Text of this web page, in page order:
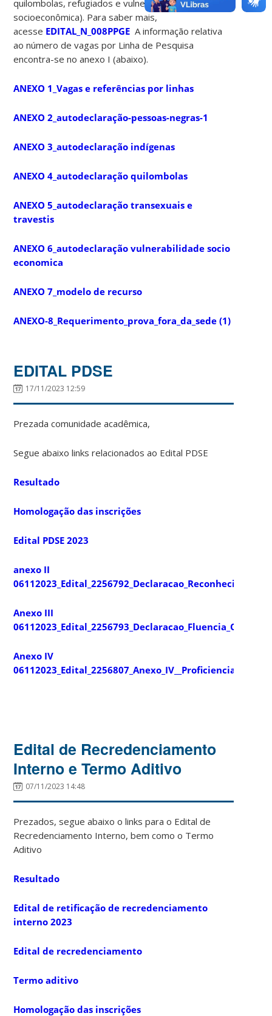
quilombolas, refugiados e vulnerabilidade
socioeconômica). Para saber mais,
acesse EDITAL_N_008PPGE A informação relativa
ao número de vagas por Linha de Pesquisa
encontra-se no anexo I (abaixo).
ANEXO 1_Vagas e referências por linhas
ANEXO 2_autodeclaração-pessoas-negras-1
ANEXO 3_autodeclaração indígenas
ANEXO 4_autodeclaração quilombolas
ANEXO 5_autodeclaração transexuais e
travestis
ANEXO 6_autodeclaração vulnerabilidade socio
economica
ANEXO 7_modelo de recurso
ANEXO-8_Requerimento_prova_fora_da_sede (1)
EDITAL PDSE
17/11/2023 12:59
Prezada comunidade acadêmica,
Segue abaixo links relacionados ao Edital PDSE
Resultado
Homologação das inscrições
Edital PDSE 2023
anexo II
Anexo III
Anexo IV
Edital de Recredenciamento
Interno e Termo Aditivo
07/11/2023 14:48
Prezados, segue abaixo o links para o Edital de
Recredenciamento Interno, bem como o Termo
Aditivo
Resultado
Edital de retificação de recredenciamento
interno 2023
Edital de recredenciamento
Termo aditivo
Homologação das inscrições